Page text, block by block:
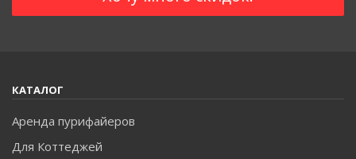
КАТАЛОГ
Аренда пурифайеров
Для Коттеджей